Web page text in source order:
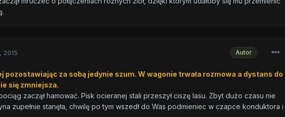
Autor
2015
pozostawiając za sobą jedynie szum. W wagonie trwała rozmowa a dystans do
się zmniejsza.
zaczął hamować. Pisk ocieranej stali przeszył ciszę lasu. Zbyt dużo czasu nie
zupełnie stanęła, chwilę po tym wszedł do Was podmieniec w czapce konduktora i